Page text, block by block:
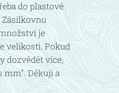
do plastové
Zásilkovnu
je
velikosti. Pokud
dozvědět více,
mm". Děkuji a